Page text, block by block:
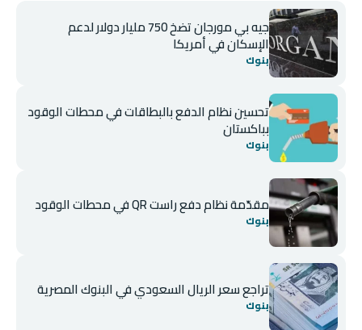
جيه بي مورجان تضخ 750 مليار دولار لدعم
الإسكان في أمريكا
بنوك
تحسين نظام الدفع بالبطاقات في محطات الوقود
بباكستان
بنوك
مقدّمة نظام دفع راست QR في محطات الوقود
بنوك
تراجع سعر الريال السعودي في البنوك المصرية
بنوك